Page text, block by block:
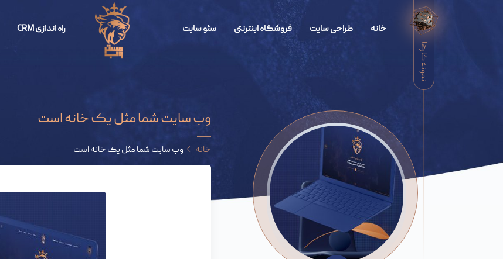
نمونه کارها
خانه طراحی سایت فروشگاه اینترنتی سئو سایت راه اندازی CRM
وب سایت شما مثل یک خانه است
خانه وب سایت شما مثل یک خانه است